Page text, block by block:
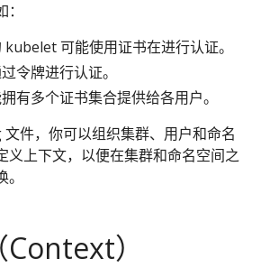
kubelet 可能使用证书在进行认证。
令牌进行认证。
有多个证书集合提供给各用户。
件，你可以组织集群、用户和命名
义上下文，以便在集群和命名空间之
）